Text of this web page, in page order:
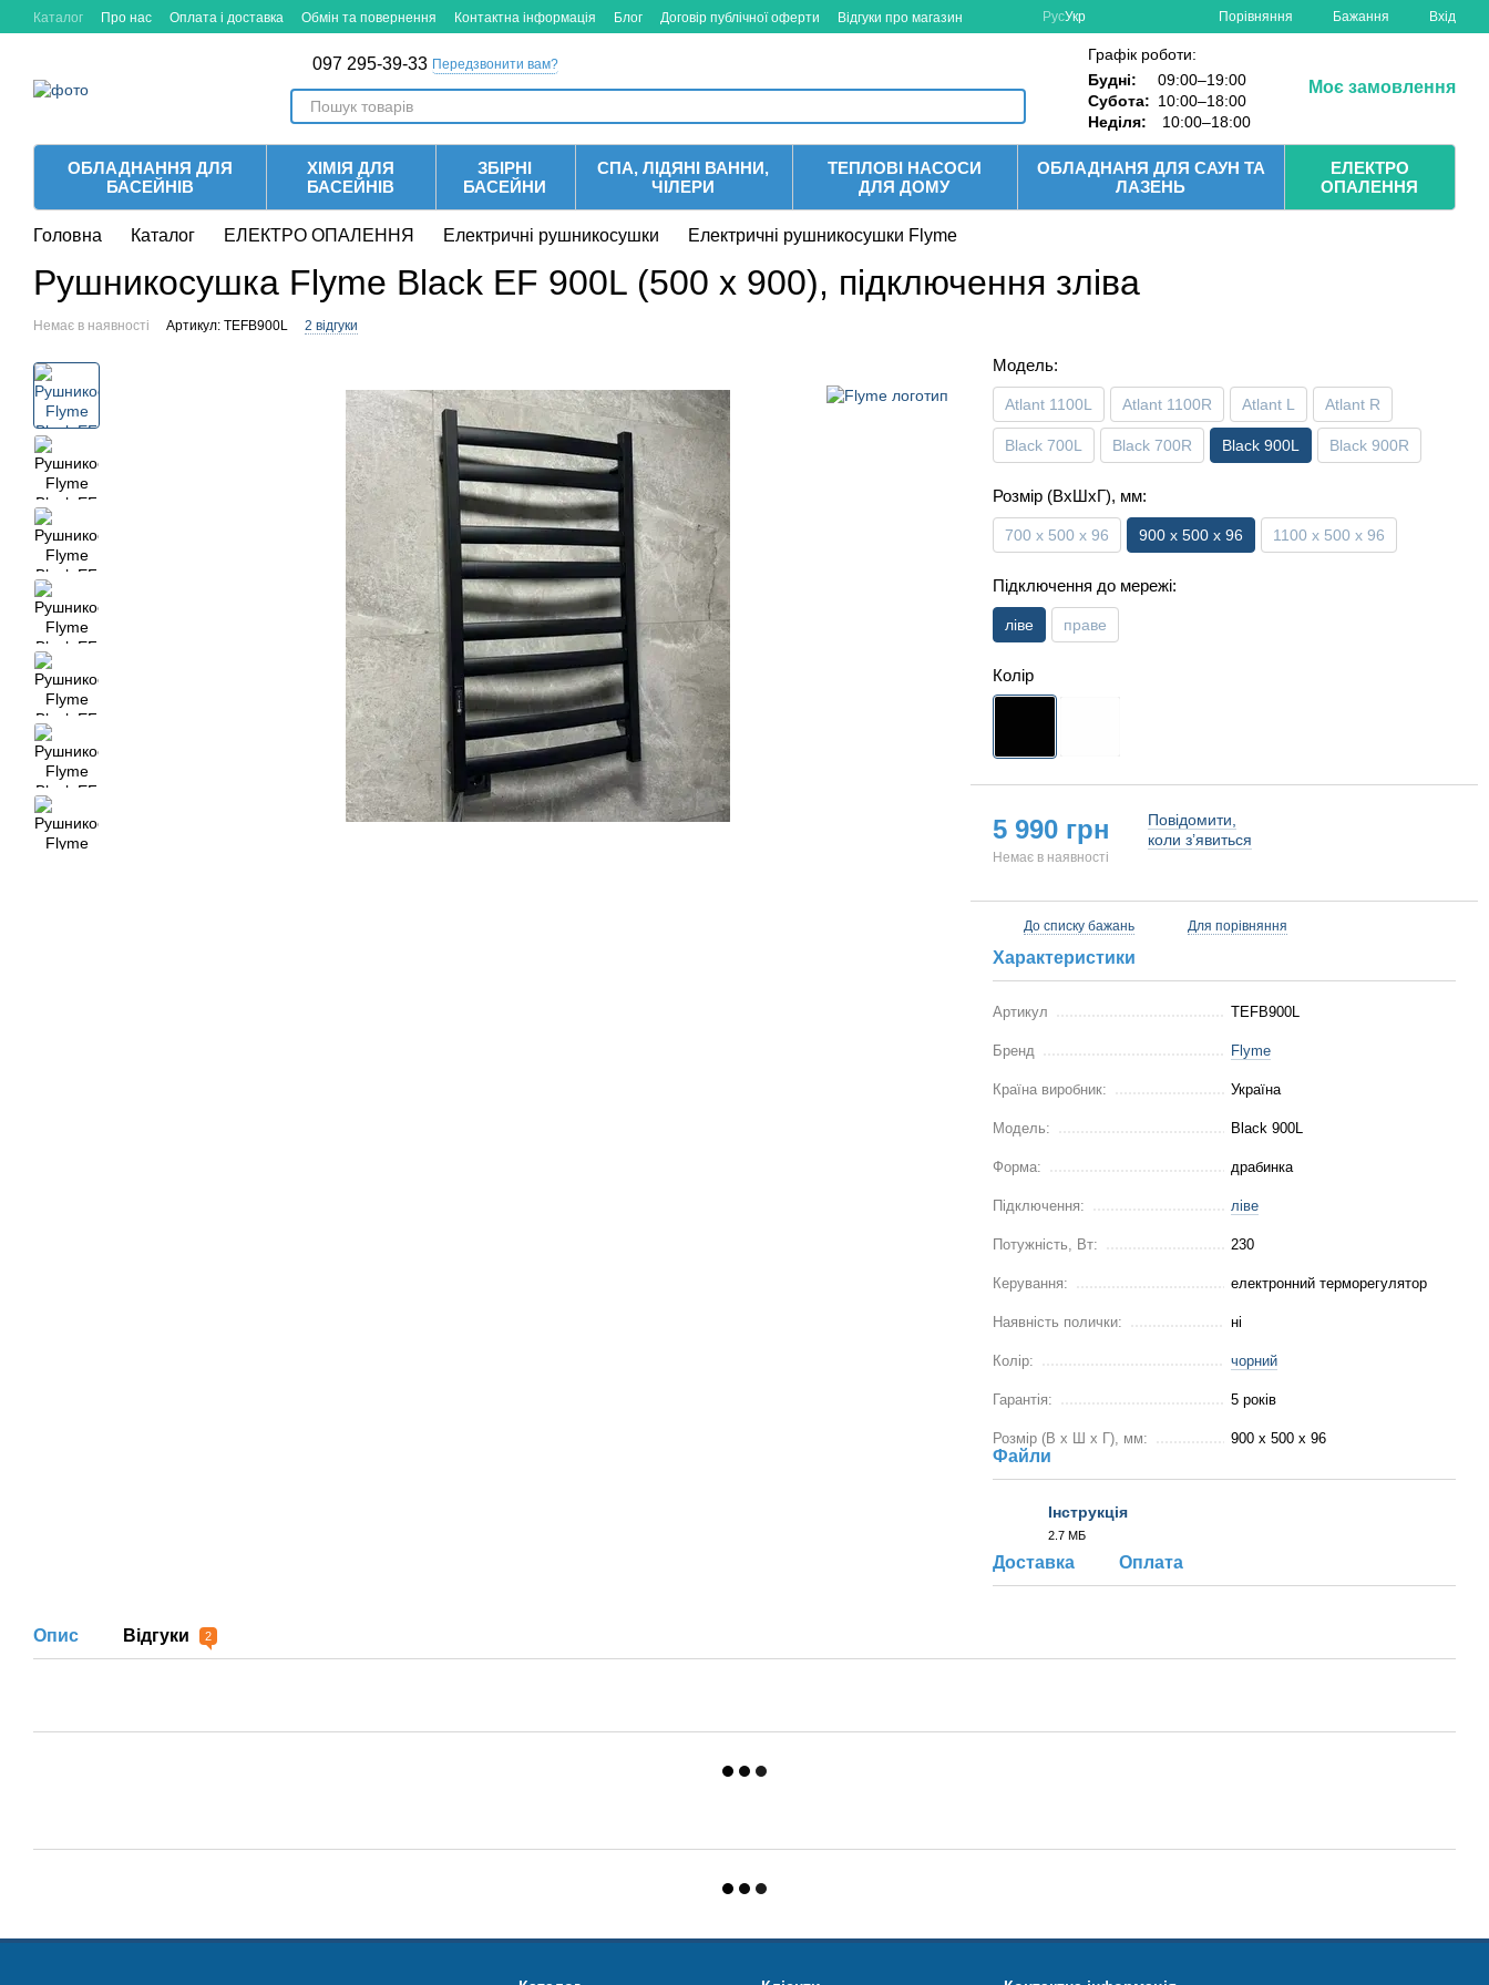
Перейти до основного контенту
Каталог Про нас Оплата і доставка Обмін та повернення Контактна інформація Блог Договір публічної оферти Відгуки про магазин РусУкр Порівняння Бажання Вхід
097 295-39-33 Передзвонити вам?
Графік роботи:
Будні:
09:00–19:00
Субота: 10:00–18:00
Неділя:
10:00–18:00
Моє замовлення
ОБЛАДНАННЯ ДЛЯ
БАСЕЙНІВ
ХІМІЯ ДЛЯ
БАСЕЙНІВ
ЗБІРНІ
БАСЕЙНИ
СПА, ЛІДЯНІ ВАННИ,
ЧІЛЕРИ
ТЕПЛОВІ НАСОСИ
ДЛЯ ДОМУ
ОБЛАДНАНЯ ДЛЯ САУН ТА
ЛАЗЕНЬ
ЕЛЕКТРО
ОПАЛЕННЯ
Головна Каталог ЕЛЕКТРО ОПАЛЕННЯ Електричні рушникосушки Електричні рушникосушки Flyme
Рушникосушка Flyme Black EF 900L (500 х 900), підключення зліва
Немає в наявності Артикул: TEFB900L 2 відгуки
Модель:
Atlant 1100L Atlant 1100R Atlant L Atlant R
Black 700L Black 700R Black 900L Black 900R
Розмір (ВхШхГ), мм:
700 х 500 х 96 900 х 500 х 96 1100 х 500 х 96
Підключення до мережі:
ліве праве
Колір
5 990 грн
Немає в наявності
Повідомити,
коли з’явиться
До списку бажань Для порівняння
Характеристики
Артикул TEFB900L
Бренд Flyme
Країна виробник: Україна
Модель: Black 900L
Форма: драбинка
Підключення: ліве
Потужність, Вт: 230
Керування: електронний терморегулятор
Наявність полички: ні
Колір: чорний
Гарантія: 5 років
Розмір (В x Ш x Г), мм: 900 х 500 х 96
Файли
Інструкція
2.7 МБ
Доставка Оплата
Опис Відгуки 2